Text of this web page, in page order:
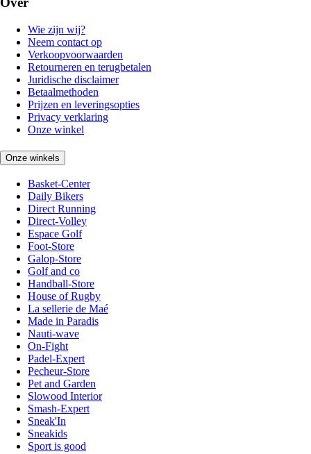
Wie zijn wij?
Neem contact op
Verkoopvoorwaarden
Retourneren en terugbetalen
Juridische disclaimer
Betaalmethoden
Prijzen en leveringsopties
Privacy verklaring
Onze winkel
Onze winkels
Basket-Center
Daily Bikers
Direct Running
Direct-Volley
Espace Golf
Foot-Store
Galop-Store
Golf and co
Handball-Store
House of Rugby
La sellerie de Maé
Made in Paradis
Nauti-wave
On-Fight
Padel-Expert
Pecheur-Store
Pet and Garden
Slowood Interior
Smash-Expert
Sneak'In
Sneakids
Sport is good